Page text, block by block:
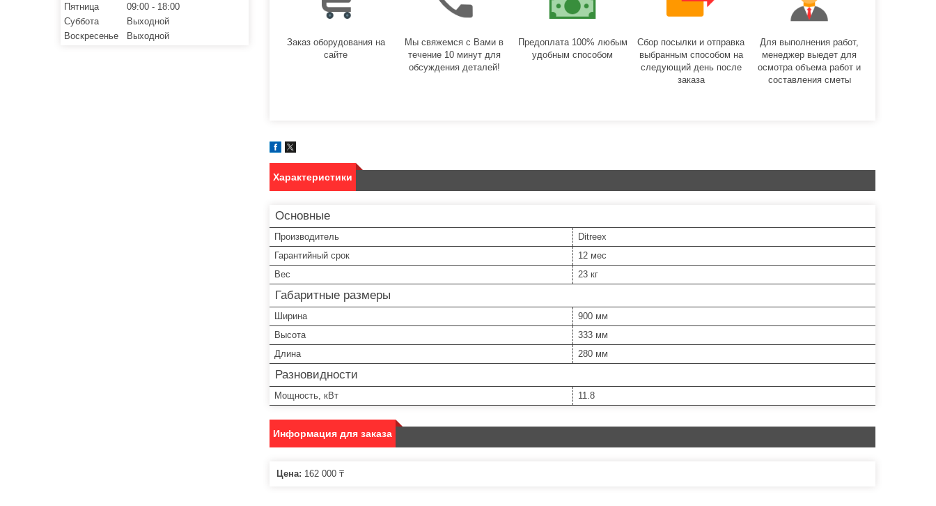
Заказ оборудования на
сайте
Мы свяжемся с Вами в
течение 10 минут для
обсуждения деталей!
Предоплата 100% любым
удобным способом
Сбор посылки и отправка
выбранным способом на
следующий день после
заказа
Для выполнения работ,
менеджер выедет для
осмотра объема работ и
составления сметы
Характеристики
Основные
Производитель
Ditreex
Гарантийный срок
12 мес
Вес
23 кг
Габаритные размеры
Ширина
900 мм
Высота
333 мм
Длина
280 мм
Разновидности
Мощность, кВт 11.8
Информация для заказа
Цена: 162 000 ₸
Пятница
09:00
18:00
Суббота
Выходной
Воскресенье
Выходной